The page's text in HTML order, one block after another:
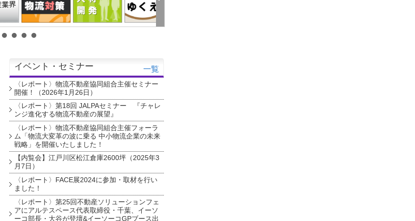
イベント・セミナー 一覧
〈レポート〉物流不動産協同組合主催セミナー
開催！（2026年1月26日）
〈レポート〉第18回 JALPAセミナー 『チャレ
ンジ進化する物流不動産の展望』
〈レポート〉物流不動産協同組合主催フォーラ
ム「物流大変革の波に乗る 中小物流企業の未来
戦略」を開催いたしました！
【内覧会】江戸川区松江倉庫2600坪（2025年3
月7日）
〈レポート〉FACE展2024に参加・取材を行い
ました！
〈レポート〉第25回不動産ソリューションフェ
アにアルテスペース代表取締役・千葉、イーソ
ーコ部長・大谷が登壇&イーソーコGPブース出